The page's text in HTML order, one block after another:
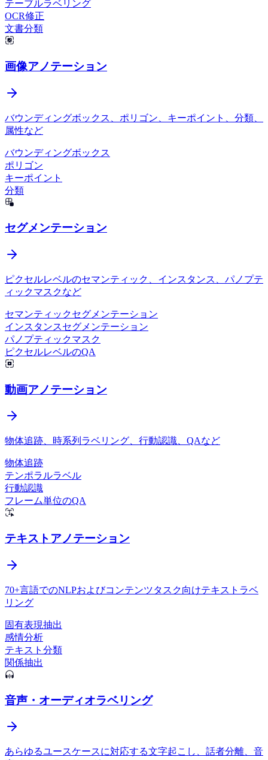
V7 Darwin
テーブルラベリング
OCR修正
文書分類
画像アノテーション
バウンディングボックス、ポリゴン、キーポイント、分類、
属性など
バウンディングボックス
ポリゴン
キーポイント
分類
セグメンテーション
ピクセルレベルのセマンティック、インスタンス、パノプテ
ィックマスクなど
セマンティックセグメンテーション
インスタンスセグメンテーション
パノプティックマスク
ピクセルレベルのQA
動画アノテーション
物体追跡、時系列ラベリング、行動認識、QAなど
物体追跡
テンポラルラベル
行動認識
フレーム単位のQA
テキストアノテーション
70+言語でのNLPおよびコンテンツタスク向けテキストラベ
リング
固有表現抽出
感情分析
テキスト分類
関係抽出
音声・オーディオラベリング
あらゆるユースケースに対応する文字起こし、話者分離、音